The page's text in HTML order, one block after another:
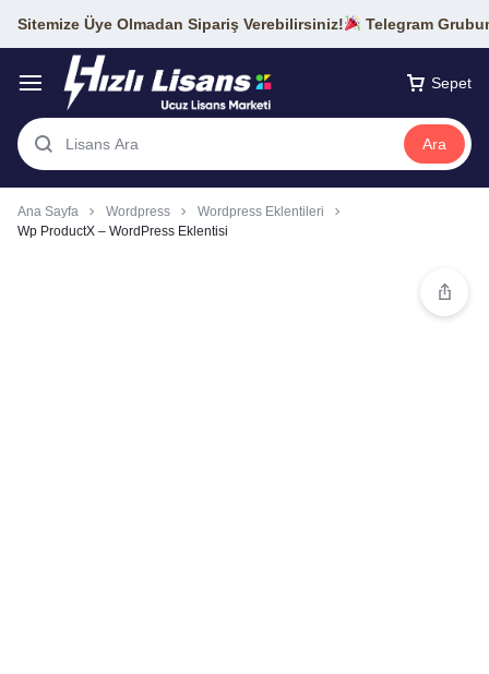
Sitemize Üye Olmadan Sipariş Verebilirsiniz! Telegram
Sepet
Ara
Ana Sayfa Wordpress
Wordpress Eklentileri
Wp ProductX – WordPress Eklentisi